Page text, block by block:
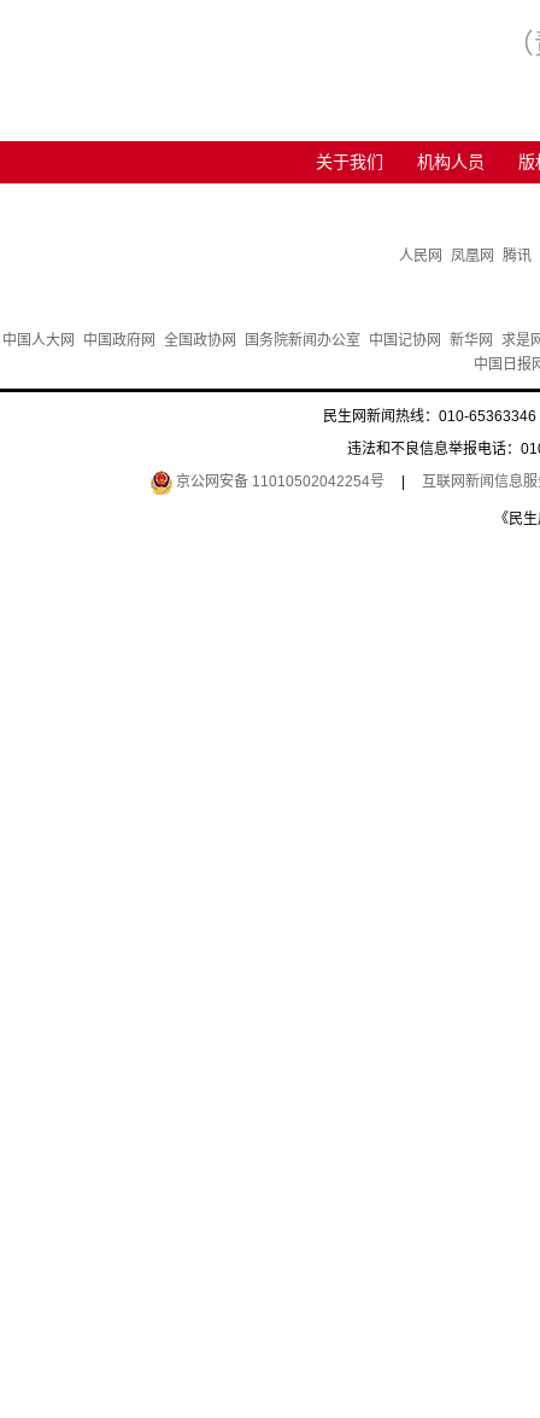
关于我们 机构人员 版
人民网 凤凰网 腾讯
中国人大网 中国政府网 全国政协网 国务院新闻办公室 中国记协网 新华网
求是
中国日报
民生网新闻热线：010-
违法和不良信息举报电话：
京公网安备 11010502042254号
互联网新闻信息
《民